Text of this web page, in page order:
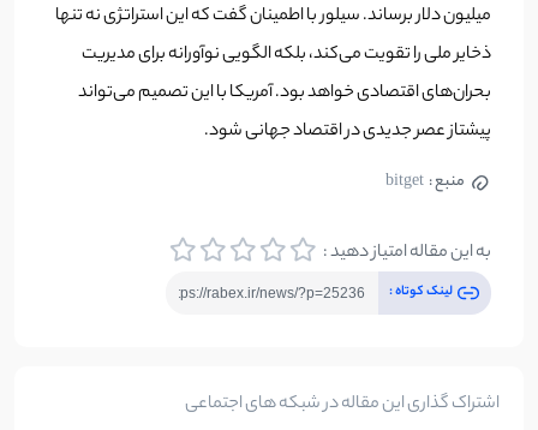
میلیون دلار برساند. سیلور با اطمینان گفت که این استراتژی نه تنها
ذخایر ملی را تقویت می‌کند، بلکه الگویی نوآورانه برای مدیریت
بحران‌های اقتصادی خواهد بود. آمریکا با این تصمیم می‌تواند
پیشتاز عصر جدیدی در اقتصاد جهانی شود.
منبع : bitget
به این مقاله امتیاز دهید :
لینک کوتاه :
اشتراک گذاری این مقاله در شبکه های اجتماعی